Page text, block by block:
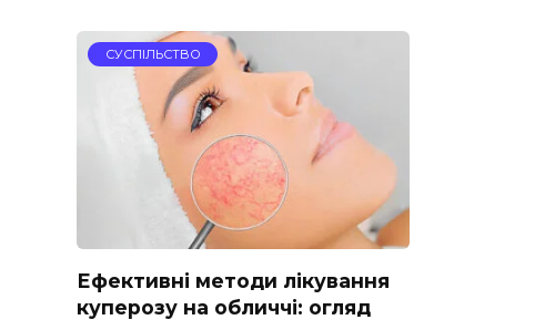
СУСПІЛЬСТВО
Ефективні методи лікування
куперозу на обличчі: огляд